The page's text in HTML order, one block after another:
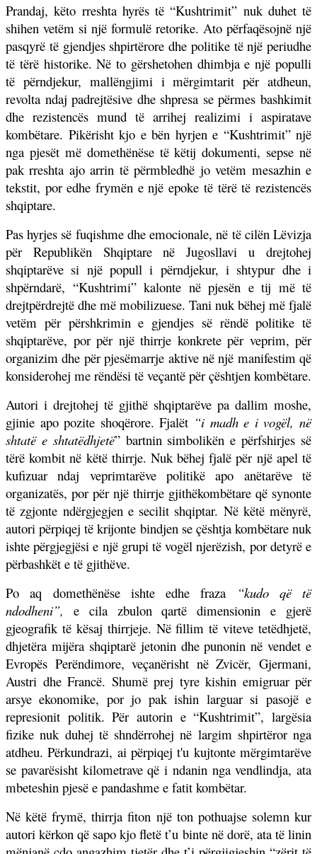
Prandaj, këto rreshta hyrës të “Kushtrimit” nuk duhet të
shihen vetëm si një formulë retorike. Ato përfaqësojnë një
pasqyrë të gjendjes shpirtërore dhe politike të një periudhe
të tërë historike. Në to gërshetohen dhimbja e një populli
të përndjekur, mallëngjimi i mërgimtarit për atdheun,
revolta ndaj padrejtësive dhe shpresa se përmes bashkimit
dhe rezistencës mund të arrihej realizimi i aspiratave
kombëtare. Pikërisht kjo e bën hyrjen e “Kushtrimit” një
nga pjesët më domethënëse të këtij dokumenti, sepse në
pak rreshta ajo arrin të përmbledhë jo vetëm mesazhin e
tekstit, por edhe frymën e një epoke të tërë të rezistencës
shqiptare.
Pas hyrjes së fuqishme dhe emocionale, në të cilën Lëvizja
për Republikën Shqiptare në Jugosllavi u drejtohej
shqiptarëve si një popull i përndjekur, i shtypur dhe i
shpërndarë, “Kushtrimi” kalonte në pjesën e tij më të
drejtpërdrejtë dhe më mobilizuese. Tani nuk bëhej më fjalë
vetëm për përshkrimin e gjendjes së rëndë politike të
shqiptarëve, por për një thirrje konkrete për veprim, për
organizim dhe për pjesëmarrje aktive në një manifestim që
konsiderohej me rëndësi të veçantë për çështjen kombëtare.
Autori i drejtohej të gjithë shqiptarëve pa dallim moshe,
gjinie apo pozite shoqërore. Fjalët “i madh e i vogël, në
shtatë e shtatëdhjetë” bartnin simbolikën e përfshirjes së
tërë kombit në këtë thirrje. Nuk bëhej fjalë për një apel të
kufizuar ndaj veprimtarëve politikë apo anëtarëve të
organizatës, por për një thirrje gjithëkombëtare që synonte
të zgjonte ndërgjegjen e secilit shqiptar. Në këtë mënyrë,
autori përpiqej të krijonte bindjen se çështja kombëtare nuk
ishte përgjegjësi e një grupi të vogël njerëzish, por detyrë e
përbashkët e të gjithëve.
Po aq domethënëse ishte edhe fraza
“kudo që të
ndodheni”, e cila zbulon qartë dimensionin e gjerë
gjeografik të kësaj thirrjeje. Në fillim të viteve tetëdhjetë,
dhjetëra mijëra shqiptarë jetonin dhe punonin në vendet e
Evropës Perëndimore, veçanërisht në Zvicër, Gjermani,
Austri dhe Francë. Shumë prej tyre kishin emigruar për
arsye ekonomike, por jo pak ishin larguar si pasojë e
represionit politik. Për autorin e “Kushtrimit”, largësia
fizike nuk duhej të shndërrohej në largim shpirtëror nga
atdheu. Përkundrazi, ai përpiqej t'u kujtonte mërgimtarëve
se pavarësisht kilometrave që i ndanin nga vendlindja, ata
mbeteshin pjesë e pandashme e fatit kombëtar.
Në këtë frymë, thirrja fiton një ton pothuajse solemn kur
autori kërkon që sapo kjo fletë t’u binte në dorë, ata të linin